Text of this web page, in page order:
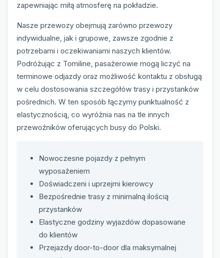
zapewniając miłą atmosferę na pokładzie.
Nasze przewozy obejmują zarówno przewozy
indywidualne, jak i grupowe, zawsze zgodnie z
potrzebami i oczekiwaniami naszych klientów.
Podróżując z Tomiline, pasażerowie mogą liczyć na
terminowe odjazdy oraz możliwość kontaktu z obsługą
w celu dostosowania szczegółów trasy i przystanków
pośrednich. W ten sposób łączymy punktualność z
elastycznością, co wyróżnia nas na tle innych
przewoźników oferujących busy do Polski.
Nowoczesne pojazdy z pełnym
wyposażeniem
Doświadczeni i uprzejmi kierowcy
Bezpośrednie trasy z minimalną ilością
przystanków
Elastyczne godziny wyjazdów dopasowane
do klientów
Przejazdy door-to-door dla maksymalnej